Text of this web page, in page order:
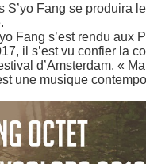
Fang se produira
Fang s’est rendu aux
il s’est vu confier la
d’Amsterdam. «
une musique